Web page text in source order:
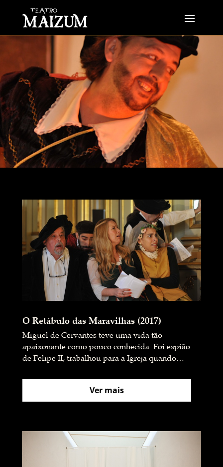
O Retábulo das Maravilhas (2017)
Miguel de Cervantes teve uma vida tão
apaixonante como pouco conhecida. Foi espião
de Felipe II, trabalhou para a Igreja quando…
Ver mais